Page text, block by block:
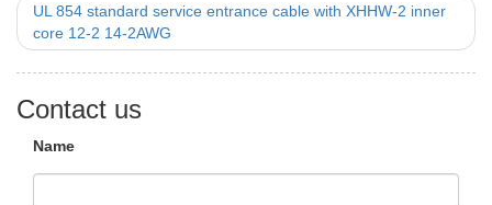
UL 854 standard service entrance cable with XHHW-2 inner
core 12-2 14-2AWG
Contact us
Name